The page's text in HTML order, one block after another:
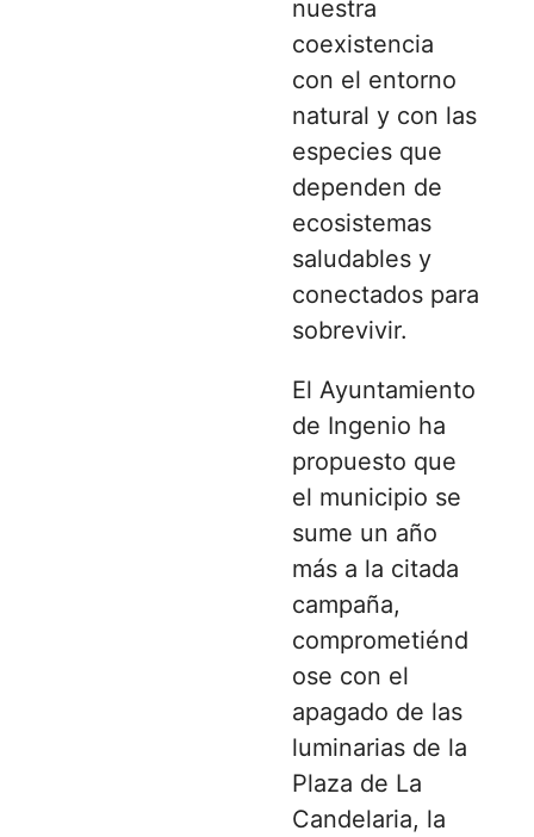
nuestra
coexistencia
con el entorno
natural y con las
especies que
dependen de
ecosistemas
saludables y
conectados para
sobrevivir.
El Ayuntamiento
de Ingenio ha
propuesto que
el municipio se
sume un año
más a la citada
campaña,
comprometiénd
ose con el
apagado de las
luminarias de la
Plaza de La
Candelaria, la